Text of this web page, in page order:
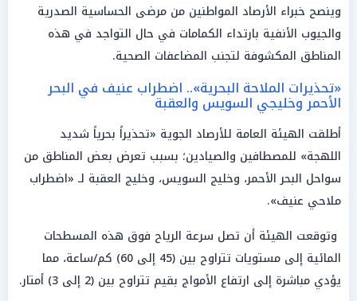
وينصح خبراء الأرصاد المواطنين من مرضى الحساسية الصدرية
والجيوب الأنفية بارتداء الكمامات في حال التواجد في هذه
المناطق المكشوفة لتجنب المضاعفات الصحية.
«تحذيرات الملاحة البحرية».. اضطراب عنيف في البحر
الأحمر وخليجي السويس والعقبة
أطلقت الهيئة العامة للأرصاد الجوية «تحذيراً بحرياً شديد
اللهجة» للمصطافين والصيادين؛ بسبب تعرض بعض المناطق من
سواحل البحر الأحمر، وخليج السويس، وخليج العقبة لـ «اضطراب
ملاحي عنيف».
وتوقعت الهيئة أن تصل سرعة الرياح فوق هذه المسطحات
المائية إلى مستويات تتراوح بين (45 إلى 60) كم/ساعة، مما
يؤدي مباشرة إلى ارتفاع الأمواج بقيم تتراوح بين (2 إلى 3) أمتار.